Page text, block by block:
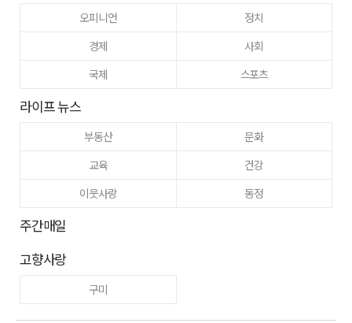
오피니언
정치
경제
사회
국제
스포츠
라이프 뉴스
부동산
문화
교육
건강
이웃사랑
동정
주간매일
고향사랑
구미